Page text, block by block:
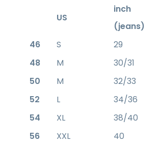
US
inch
(jeans)
46
S 29
48
M 30/31
50
M 32/33
52
L 34/36
54
XL 38/40
56
XXL 40